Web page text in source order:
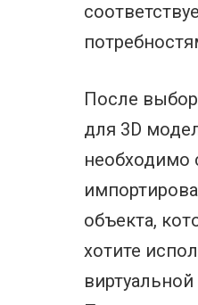
После
для 3D
необходимо
объекта,
хотите